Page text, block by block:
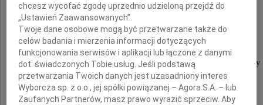
Adamowi Kompowskiemu
wyrazy głębokiego współczucia i słowa otuchy
po śmierci
kochanego
chcesz wycofać zgodę uprzednio udzieloną przejdź do
„Ustawień Zaawansowanych”.
Twoje dane osobowe mogą być przetwarzane także do
celów badania i mierzenia informacji dotyczących
funkcjonowania serwisów i aplikacji lub łączone z danymi
dot. świadczonych Tobie usług. Jeśli podstawą
przetwarzania Twoich danych jest uzasadniony interes
Wyborcza sp. z o.o., jej spółki powiązanej – Agora S.A. – lub
Zaufanych Partnerów, masz prawo wyrazić sprzeciw. Aby